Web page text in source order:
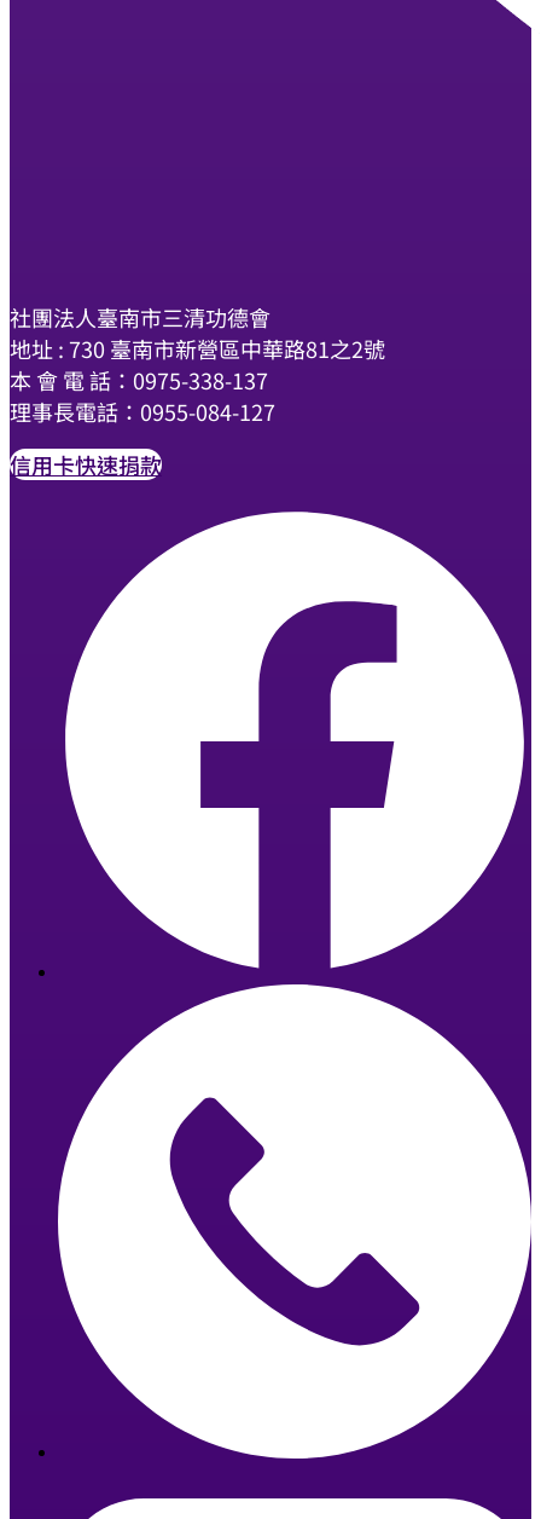
社團法人臺南市三清功德會
地址 : 730 臺南市新營區中華路81之2號
本 會 電 話：0975-338-137
理事長電話：0955-084-127
信用卡快速捐款